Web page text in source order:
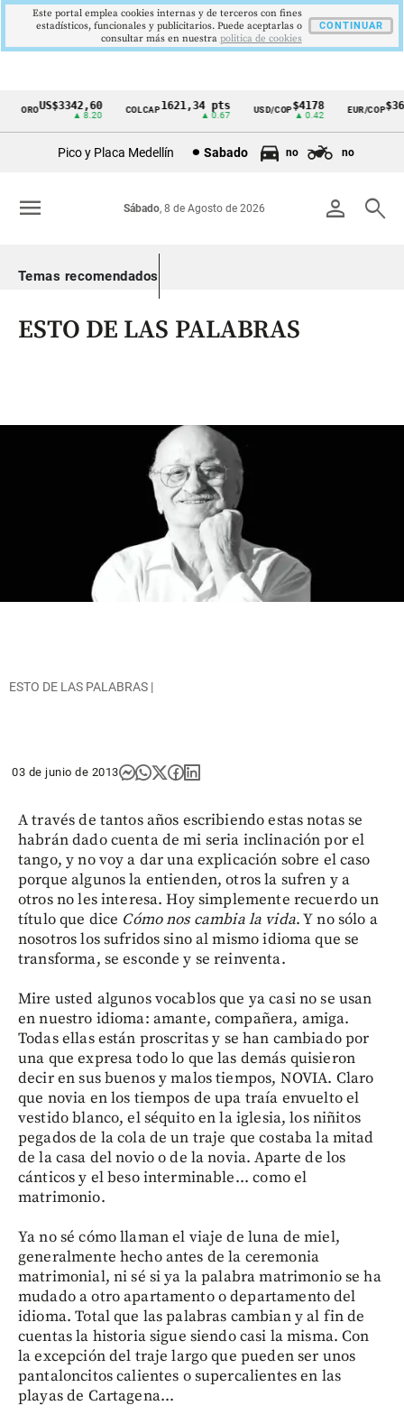
Cintillo
Colombia
OROUS$3342,60
▲ 8.20
COLCAP1621,34 pts
▲ 0.67
USD/COP$4178
▲ 0.42
EUR/COP
Pico y Placa Medellín Sabado no no
person search
Sábado, 8 de Agosto de 2026
menu
Temas recomendados
ESTO DE LAS PALABRAS
ESTO DE LAS PALABRAS |
03 de junio de 2013
A través de tantos años escribiendo estas notas se
habrán dado cuenta de mi seria inclinación por el
tango, y no voy a dar una explicación sobre el caso
porque algunos la entienden, otros la sufren y a
otros no les interesa. Hoy simplemente recuerdo un
título que dice Cómo nos cambia la vida. Y no sólo a
nosotros los sufridos sino al mismo idioma que se
transforma, se esconde y se reinventa.
Mire usted algunos vocablos que ya casi no se usan
en nuestro idioma: amante, compañera, amiga.
Todas ellas están proscritas y se han cambiado por
una que expresa todo lo que las demás quisieron
decir en sus buenos y malos tiempos, NOVIA. Claro
que novia en los tiempos de upa traía envuelto el
vestido blanco, el séquito en la iglesia, los niñitos
pegados de la cola de un traje que costaba la mitad
de la casa del novio o de la novia. Aparte de los
cánticos y el beso interminable... como el
matrimonio.
Ya no sé cómo llaman el viaje de luna de miel,
generalmente hecho antes de la ceremonia
matrimonial, ni sé si ya la palabra matrimonio se ha
mudado a otro apartamento o departamento del
idioma. Total que las palabras cambian y al fin de
cuentas la historia sigue siendo casi la misma. Con
la excepción del traje largo que pueden ser unos
pantaloncitos calientes o supercalientes en las
playas de Cartagena...
Este portal emplea cookies internas y de terceros con fines
estadísticos, funcionales y publicitarios. Puede aceptarlas o
consultar más en nuestra politica de cookies
CONTINUAR